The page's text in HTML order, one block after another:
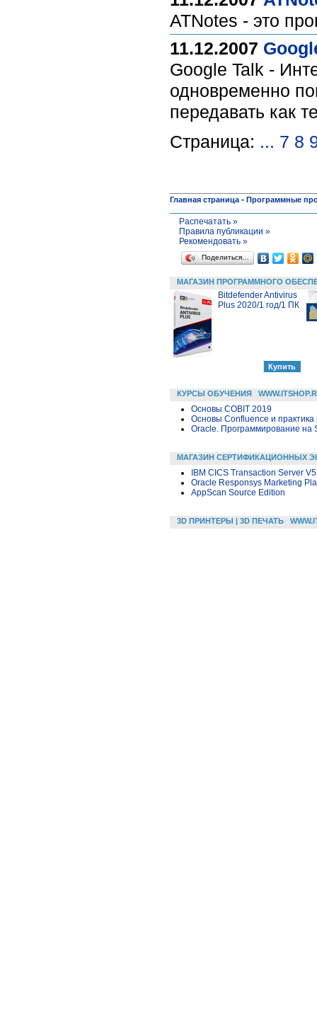
ATNotes - это
11.12.2007
Google Talk -
одновременно
передавать как
Страница: ... 7 8
Главная страница - Программные
Распечатать »
Правила публикации »
Рекомендовать »
Поделиться…
МАГАЗИН ПРОГРАММНОГО
Bitdefender Antivirus
Plus 2020/1 год/1 ПК
КУРСЫ ОБУЧЕНИЯ
Основы COBIT 2019
Основы Confluence и
Oracle. Программирование на
МАГАЗИН СЕРТИФИКАЦИОННЫХ
IBM CICS Transaction Server
Oracle Responsys Marketing
AppScan Source Edition
3D ПРИНТЕРЫ | 3D ПЕЧАТЬ